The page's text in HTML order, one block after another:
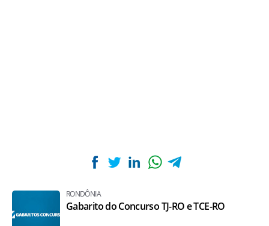
RONDÔNIA
Gabarito do Concurso TJ-RO e TCE-RO